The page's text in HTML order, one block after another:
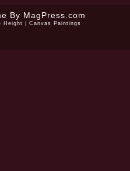
By MagPress.com
Height Canvas Paintings